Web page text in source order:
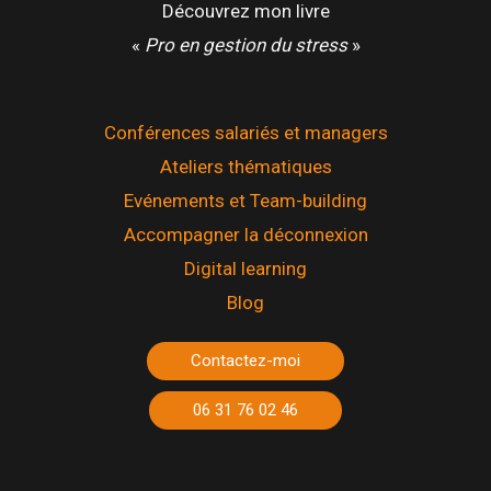
Découvrez mon livre
« Pro en gestion du stress»
Conférences salariés et managers
Ateliers thématiques
Evénements et Team-building
Accompagner la déconnexion
Digital learning
Blog
Contactez-moi
06 31 76 02 46